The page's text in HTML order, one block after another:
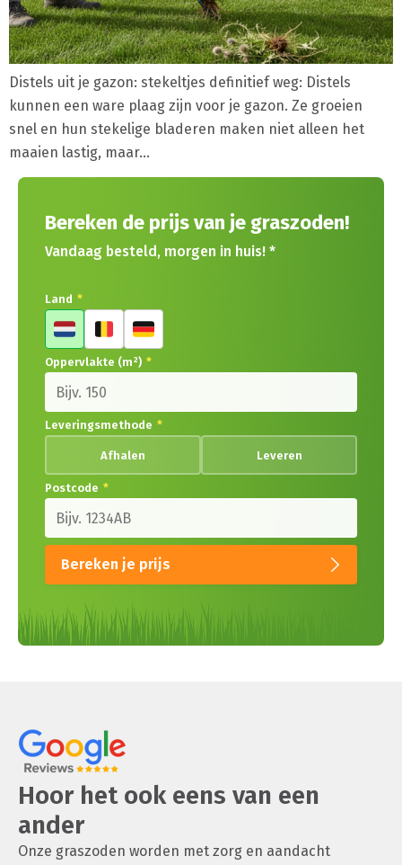
Distels uit je gazon: stekeltjes definitief weg: Distels
kunnen een ware plaag zijn voor je gazon. Ze groeien
snel en hun stekelige bladeren maken niet alleen het
maaien lastig, maar…
Bereken de prijs van je graszoden!
Vandaag besteld, morgen in huis! *
Land *
Oppervlakte (m²) *
Leveringsmethode *
Afhalen Leveren
Postcode *
Bereken je prijs
Hoor het ook eens van een
ander
Onze graszoden worden met zorg en aandacht